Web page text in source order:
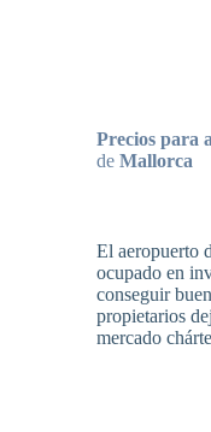
Precios para
de Mallorca
El aeropuerto
ocupado en
conseguir
propietarios
mercado